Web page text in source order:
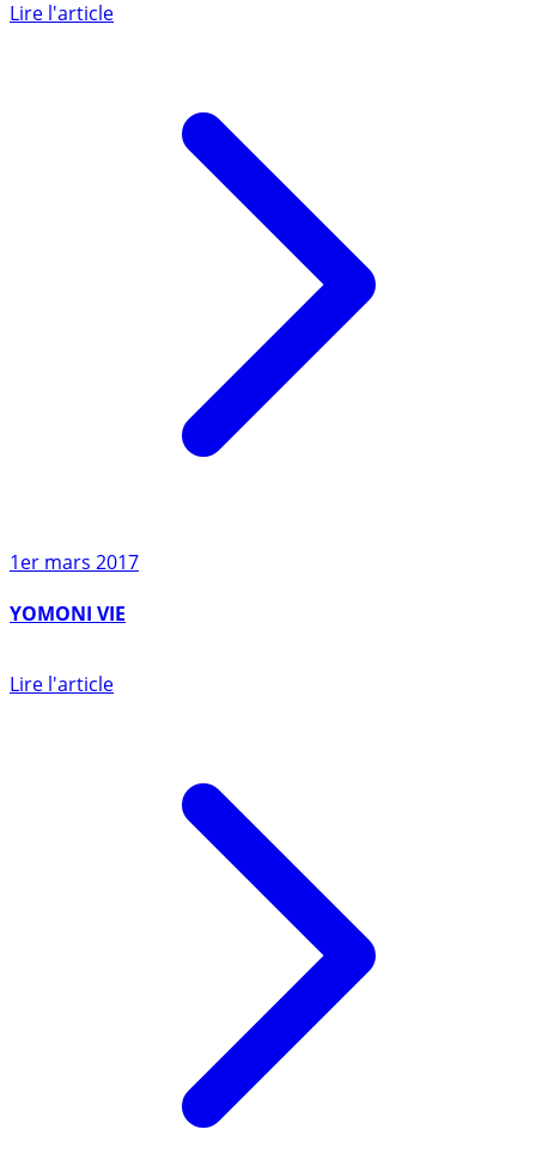
révolutionnaire. La première société digitale de gestion
1er mars 2017